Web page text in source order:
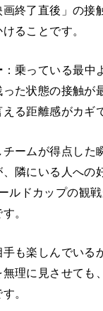
画終了直後」の
ることです。
：乗っている最中
た状態の接触が
る距離感がカギ
ームが得点した
隣にいる人への
ルドカップの観
。
も楽しんでいる
理に見させても
。